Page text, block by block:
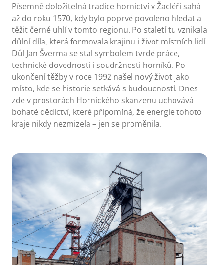
Písemně doložitelná tradice hornictví v Žacléři sahá
až do roku 1570, kdy bylo poprvé povoleno hledat a
těžit černé uhlí v tomto regionu. Po staletí tu vznikala
důlní díla, která formovala krajinu i život místních lidí.
Důl Jan Šverma se stal symbolem tvrdé práce,
technické dovednosti i soudržnosti horníků. Po
ukončení těžby v roce 1992 našel nový život jako
místo, kde se historie setkává s budoucností. Dnes
zde v prostorách Hornického skanzenu uchovává
bohaté dědictví, které připomíná, že energie tohoto
kraje nikdy nezmizela – jen se proměnila.